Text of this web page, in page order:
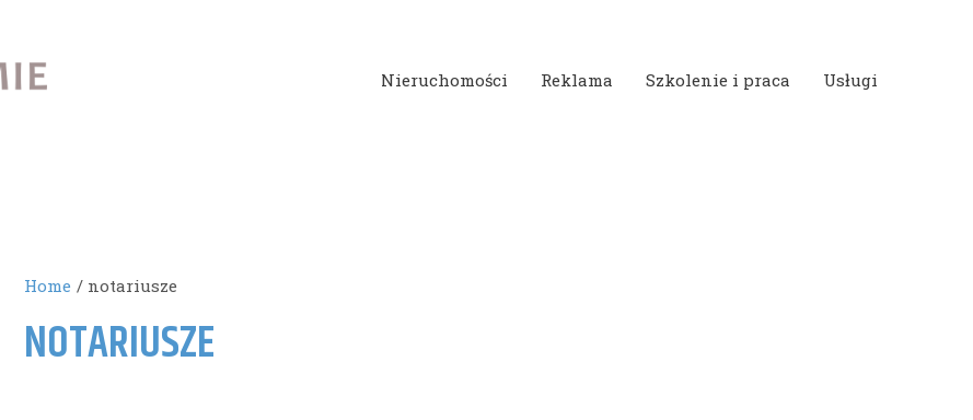
Nieruchomości Reklama Szkolenie i praca Usługi
Home notariusze
NOTARIUSZE